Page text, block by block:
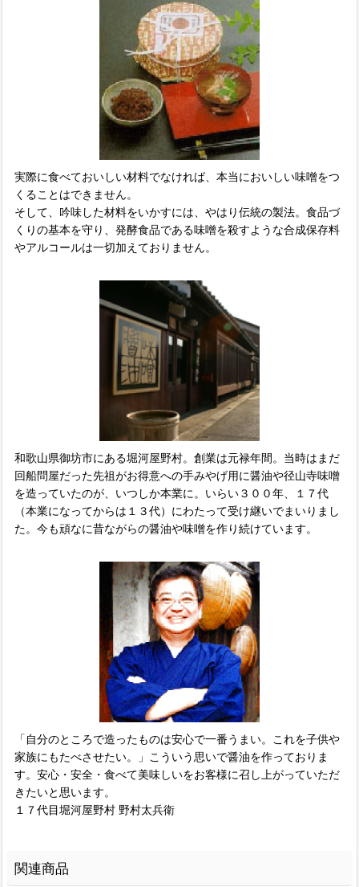
実際に食べておいしい材料でなければ、本当においしい味噌をつ
くることはできません。
そして、吟味した材料をいかすには、やはり伝統の製法。食品づ
くりの基本を守り、発酵食品である味噌を殺すような合成保存料
やアルコールは一切加えておりません。
和歌山県御坊市にある堀河屋野村。創業は元禄年間。当時はまだ
回船問屋だった先祖がお得意への手みやげ用に醤油や径山寺味噌
を造っていたのが、いつしか本業に。いらい３００年、１７代
（本業になってからは１３代）にわたって受け継いでまいりまし
た。今も頑なに昔ながらの醤油や味噌を作り続けています。
「自分のところで造ったものは安心で一番うまい。これを子供や
家族にもたべさせたい。」こういう思いで醤油を作っておりま
す。安心・安全・食べて美味しいをお客様に召し上がっていただ
きたいと思います。
１７代目堀河屋野村 野村太兵衛
関連商品